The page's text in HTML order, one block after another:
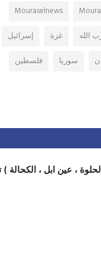
Mouraselnews
الله غزة
إسرائيل
سوريا
فلسطين
، عين ابل ، الكحالة )